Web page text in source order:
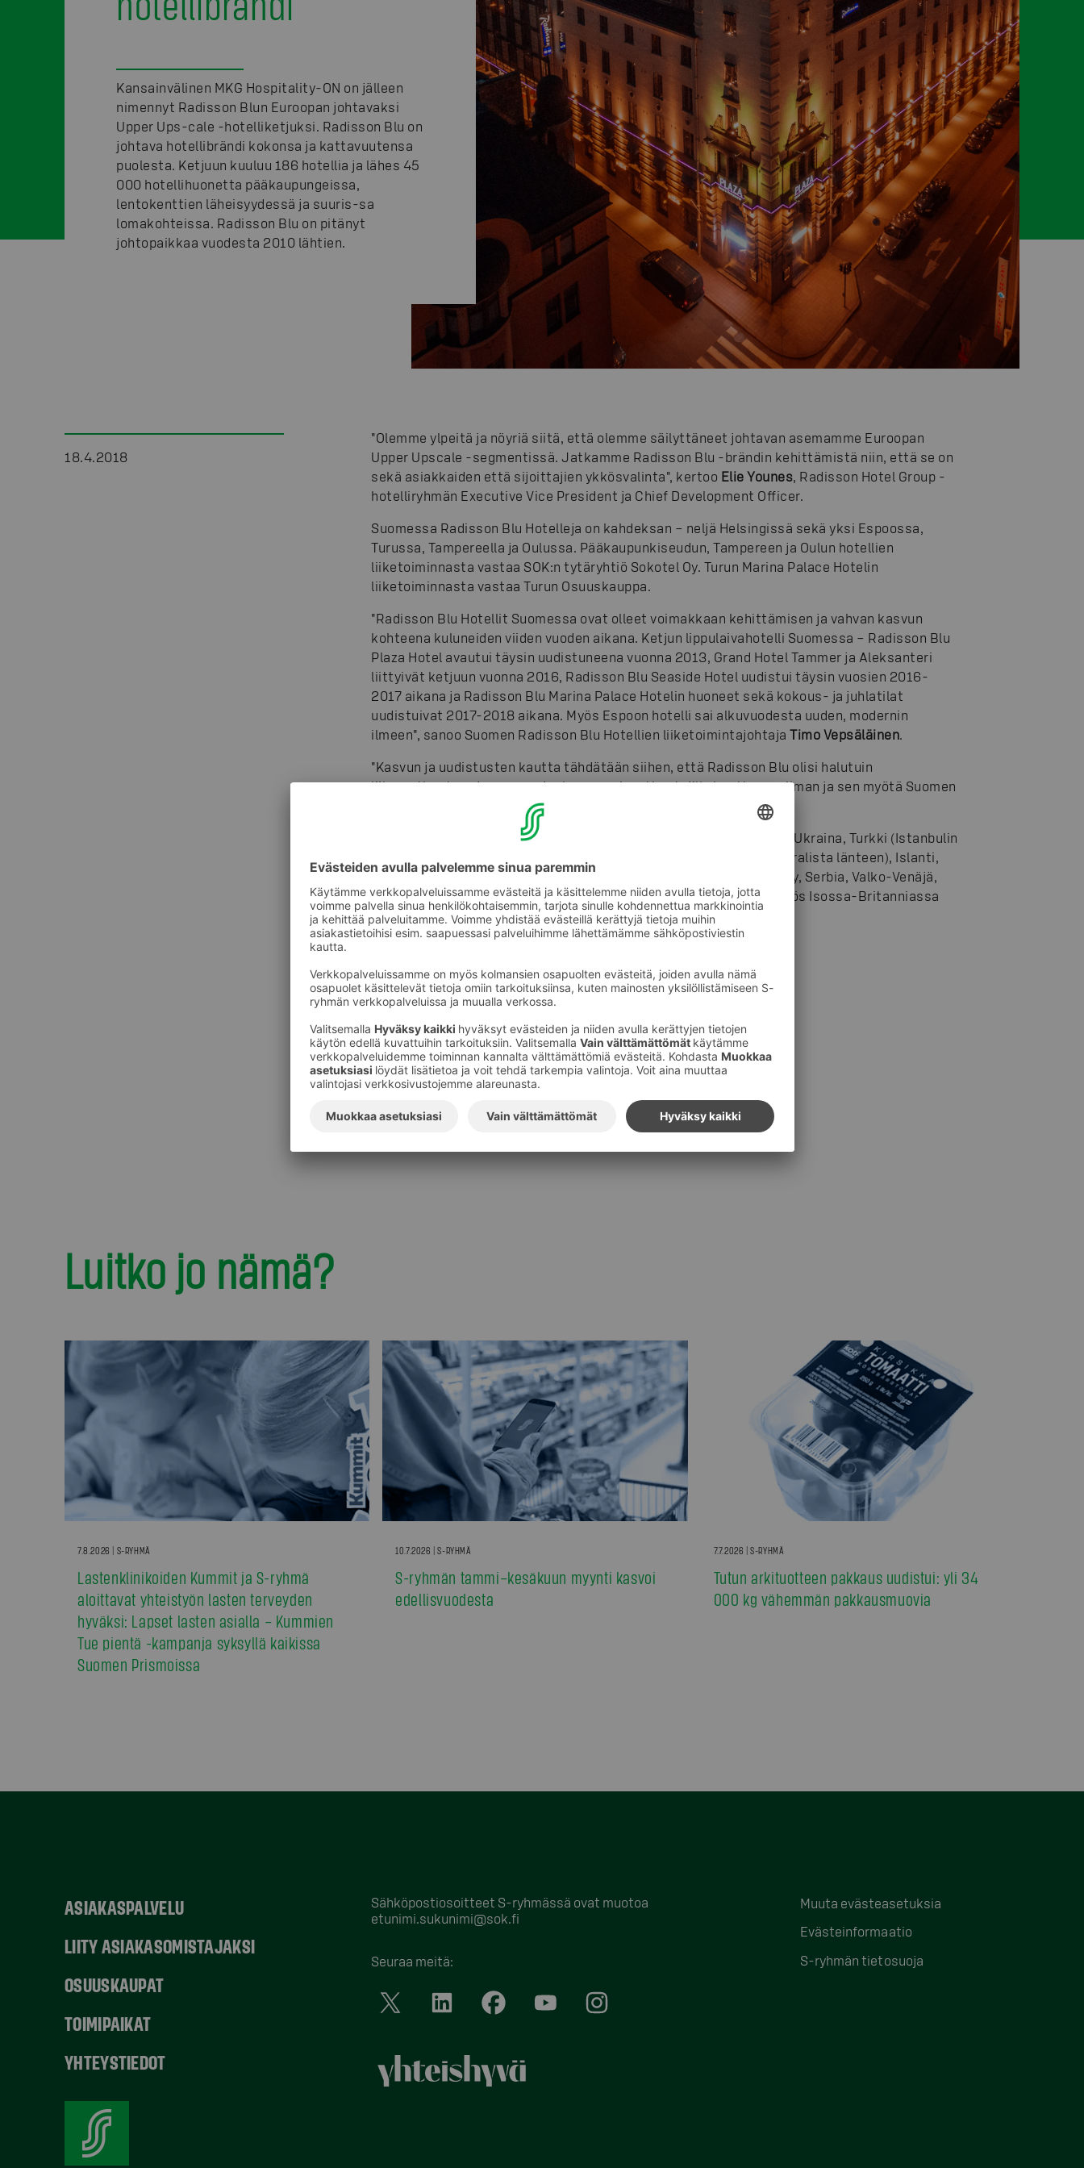
Kansainvälinen MKG Hospitality-ON on jälleen
nimennyt Radisson Blun Euroopan johtavaksi
Upper Ups-cale -hotelliketjuksi. Radisson Blu on
johtava hotellibrändi kokonsa ja kattavuutensa
puolesta. Ketjuun kuuluu 186 hotellia ja lähes 45
000 hotellihuonetta pääkaupungeissa,
lentokenttien läheisyydessä ja suuris-sa
lomakohteissa. Radisson Blu on pitänyt
johtopaikkaa vuodesta 2010 lähtien.
18.4.2018
"Olemme ylpeitä ja nöyriä siitä, että olemme säilyttäneet johtavan asemamme Euroopan
Upper Upscale -segmentissä. Jatkamme Radisson Blu -brändin kehittämistä niin, että se on
sekä asiakkaiden että sijoittajien ykkösvalinta", kertoo Elie Younes, Radisson Hotel Group -
hotelliryhmän Executive Vice President ja Chief Development Officer.
Suomessa Radisson Blu Hotelleja on kahdeksan – neljä Helsingissä sekä yksi Espoossa,
Turussa, Tampereella ja Oulussa. Pääkaupunkiseudun, Tampereen ja Oulun hotellien
liiketoiminnasta vastaa SOK:n tytäryhtiö Sokotel Oy. Turun Marina Palace Hotelin
liiketoiminnasta vastaa Turun Osuuskauppa.
"Radisson Blu Hotellit Suomessa ovat olleet voimakkaan kehittämisen ja vahvan kasvun
kohteena kuluneiden viiden vuoden aikana. Ketjun lippulaivahotelli Suomessa – Radisson Blu
Plaza Hotel avautui täysin uudistuneena vuonna 2013, Grand Hotel Tammer ja Aleksanteri
liittyivät ketjuun vuonna 2016, Radisson Blu Seaside Hotel uudistui täysin vuosien 2016-
2017 aikana ja Radisson Blu Marina Palace Hotelin huoneet sekä kokous- ja juhlatilat
uudistuivat 2017-2018 aikana. Myös Espoon hotelli sai alkuvuodesta uuden, modernin
ilmeen", sanoo Suomen Radisson Blu Hotellien liiketoimintajohtaja Timo Vepsäläinen.
"Kasvun ja uudistusten kautta tähdätään siihen, että Radisson Blu olisi halutuin
liikematkustus- ja vapaa-ajankumppani matkustajille kautta maailman ja sen myötä Suomen
johtava hotelliketju vuonna 2020", sanoo Timo Vepsäläinen.
MKG:n rankinglistalla on 28 Euroopan unionin maata, Sveitsi, Norja, Ukraina, Turkki (Istanbulin
eurooppalainen osa), Venäjä (ainoastaan Eurooppaan kuuluva osa Uralista länteen), Islanti,
Albania, Makedonia, Bosnia, Moldova, Montenegro, Jersey, Guernsey, Serbia, Valko-Venäjä,
Andorra ja Monaco. Vuoden 2017 tuloksissa on otettu huomioon myös Isossa-Britanniassa
sijaitsevat Radisson Blu Edwardian -hotellit.
Tilaa S-ryhmän tiedotteet
Luitko jo nämä?
7.8.2026 | S-RYHMÄ
Lastenklinikoiden Kummit ja S-ryhmä
aloittavat yhteistyön lasten terveyden
hyväksi: Lapset lasten asialla – Kummien
Tue pientä -kampanja syksyllä kaikissa
Suomen Prismoissa
10.7.2026 | S-RYHMÄ
S-ryhmän tammi–kesäkuun myynti kasvoi
edellisvuodesta
7.7.2026 | S-RYHMÄ
Tutun arkituotteen pakkaus uudistui: yli 34
000 kg vähemmän pakkausmuovia
ASIAKASPALVELU
LIITY ASIAKASOMISTAJAKSI
OSUUSKAUPAT
TOIMIPAIKAT
YHTEYSTIEDOT
Sähköpostiosoitteet S-ryhmässä ovat muotoa
etunimi.sukunimi@sok.fi
Seuraa meitä:
Muuta evästeasetuksia
Evästeinformaatio
S-ryhmän tietosuoja